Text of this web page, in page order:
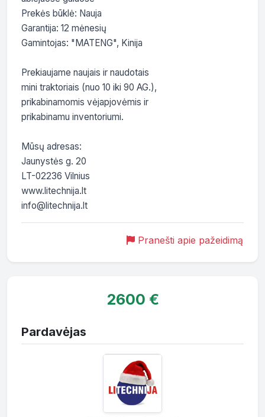
Prekės būklė: Nauja
Garantija: 12 mėnesių
Gamintojas: "MATENG", Kinija
Prekiaujame naujais ir naudotais
mini traktoriais (nuo 10 iki 90 AG.),
prikabinamomis vėjapjovėmis ir
prikabinamu inventoriumi.
Mūsų adresas:
Jaunystės g. 20
LT-02236 Vilnius
www.litechnija.lt
info@litechnija.lt
Pranešti apie pažeidimą
2600 €
Pardavėjas